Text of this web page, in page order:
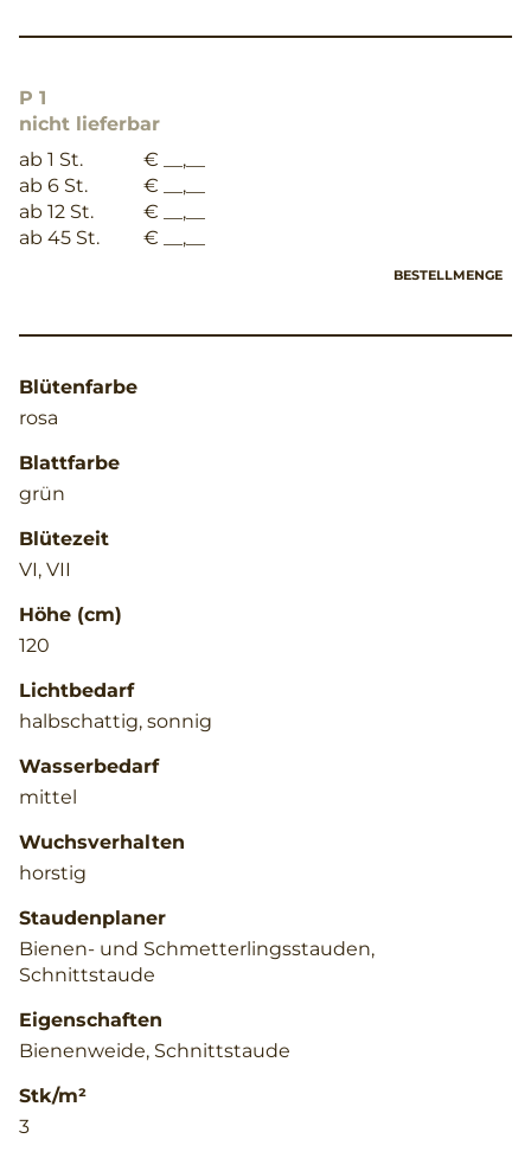
P 1
nicht lieferbar
ab 1 St.
€ __,__
ab 6 St.
€ __,__
ab 12 St.
€ __,__
ab 45 St.
€ __,__
BESTELLMENGE
Blütenfarbe
rosa
Blattfarbe
grün
Blütezeit
VI, VII
Höhe (cm)
120
Lichtbedarf
halbschattig, sonnig
Wasserbedarf
mittel
Wuchsverhalten
horstig
Staudenplaner
Bienen- und Schmetterlingsstauden,
Schnittstaude
Eigenschaften
Bienenweide, Schnittstaude
Stk/m²
3